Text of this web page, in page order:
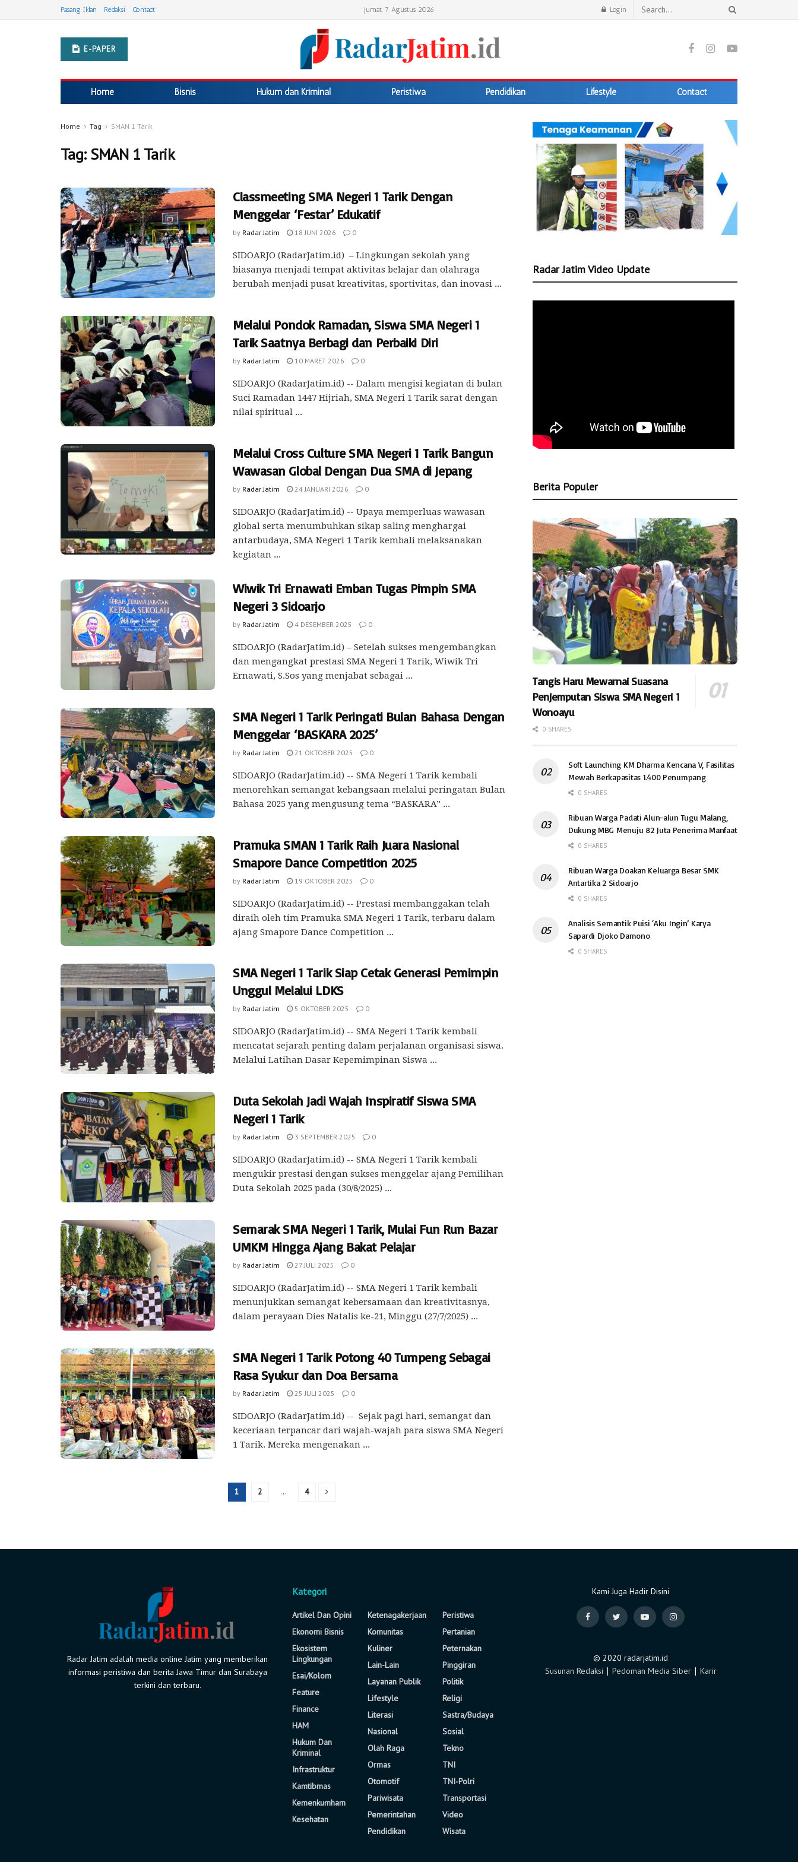
Pasang Iklan Redaksi Contact Jumat, 7 Agustus 2026 Login
E-PAPER
Home Bisnis Hukum dan Kriminal Peristiwa Pendidikan Lifestyle Contact
Home Tag SMAN 1 Tarik
Tag: SMAN 1 Tarik
Classmeeting SMA Negeri 1 Tarik Dengan
Menggelar ‘Festar’ Edukatif
by Radar Jatim 18 JUNI 2026 0
SIDOARJO (RadarJatim.id) – Lingkungan sekolah yang
biasanya menjadi tempat aktivitas belajar dan olahraga
berubah menjadi pusat kreativitas, sportivitas, dan inovasi ...
Melalui Pondok Ramadan, Siswa SMA Negeri 1
Tarik Saatnya Berbagi dan Perbaiki Diri
by Radar Jatim 10 MARET 2026 0
SIDOARJO (RadarJatim.id) -- Dalam mengisi kegiatan di bulan
Suci Ramadan 1447 Hijriah, SMA Negeri 1 Tarik sarat dengan
nilai spiritual ...
Melalui Cross Culture SMA Negeri 1 Tarik Bangun
Wawasan Global Dengan Dua SMA di Jepang
by Radar Jatim 24 JANUARI 2026 0
SIDOARJO (RadarJatim.id) -- Upaya memperluas wawasan
global serta menumbuhkan sikap saling menghargai
antarbudaya, SMA Negeri 1 Tarik kembali melaksanakan
kegiatan ...
Wiwik Tri Ernawati Emban Tugas Pimpin SMA
Negeri 3 Sidoarjo
by Radar Jatim 4 DESEMBER 2025 0
SIDOARJO (RadarJatim.id) – Setelah sukses mengembangkan
dan mengangkat prestasi SMA Negeri 1 Tarik, Wiwik Tri
Ernawati, S.Sos yang menjabat sebagai ...
SMA Negeri 1 Tarik Peringati Bulan Bahasa Dengan
Menggelar ‘BASKARA 2025’
by Radar Jatim 21 OKTOBER 2025 0
SIDOARJO (RadarJatim.id) -- SMA Negeri 1 Tarik kembali
menorehkan semangat kebangsaan melalui peringatan Bulan
Bahasa 2025 yang mengusung tema “BASKARA” ...
Pramuka SMAN 1 Tarik Raih Juara Nasional
Smapore Dance Competition 2025
by Radar Jatim 19 OKTOBER 2025 0
SIDOARJO (RadarJatim.id) -- Prestasi membanggakan telah
diraih oleh tim Pramuka SMA Negeri 1 Tarik, terbaru dalam
ajang Smapore Dance Competition ...
SMA Negeri 1 Tarik Siap Cetak Generasi Pemimpin
Unggul Melalui LDKS
by Radar Jatim 5 OKTOBER 2025 0
SIDOARJO (RadarJatim.id) -- SMA Negeri 1 Tarik kembali
mencatat sejarah penting dalam perjalanan organisasi siswa.
Melalui Latihan Dasar Kepemimpinan Siswa ...
Duta Sekolah Jadi Wajah Inspiratif Siswa SMA
Negeri 1 Tarik
by Radar Jatim 3 SEPTEMBER 2025 0
SIDOARJO (RadarJatim.id) -- SMA Negeri 1 Tarik kembali
mengukir prestasi dengan sukses menggelar ajang Pemilihan
Duta Sekolah 2025 pada (30/8/2025) ...
Semarak SMA Negeri 1 Tarik, Mulai Fun Run Bazar
UMKM Hingga Ajang Bakat Pelajar
by Radar Jatim 27 JULI 2025 0
SIDOARJO (RadarJatim.id) -- SMA Negeri 1 Tarik kembali
menunjukkan semangat kebersamaan dan kreativitasnya,
dalam perayaan Dies Natalis ke-21, Minggu (27/7/2025) ...
SMA Negeri 1 Tarik Potong 40 Tumpeng Sebagai
Rasa Syukur dan Doa Bersama
by Radar Jatim 25 JULI 2025 0
SIDOARJO (RadarJatim.id) -- Sejak pagi hari, semangat dan
keceriaan terpancar dari wajah-wajah para siswa SMA Negeri
1 Tarik. Mereka mengenakan ...
1 2 … 4
Radar Jatim Video Update
Berita Populer
Tangis Haru Mewarnai Suasana
Penjemputan Siswa SMA Negeri 1
Wonoayu
0 SHARES
Soft Launching KM Dharma Kencana V, Fasilitas
Mewah Berkapasitas 1.400 Penumpang
0 SHARES
Ribuan Warga Padati Alun-alun Tugu Malang,
Dukung MBG Menuju 82 Juta Penerima Manfaat
0 SHARES
Ribuan Warga Doakan Keluarga Besar SMK
Antartika 2 Sidoarjo
0 SHARES
Analisis Semantik Puisi ‘Aku Ingin’ Karya
Sapardi Djoko Damono
0 SHARES
Radar Jatim adalah media online Jatim yang memberikan
informasi peristiwa dan berita Jawa Timur dan Surabaya
terkini dan terbaru.
Kategori
Artikel Dan Opini
Ekonomi Bisnis
Ekosistem
Lingkungan
Esai/Kolom
Feature
Finance
HAM
Hukum Dan
Kriminal
Infrastruktur
Kamtibmas
Kemenkumham
Kesehatan
Ketenagakerjaan
Komunitas
Kuliner
Lain-Lain
Layanan Publik
Lifestyle
Literasi
Nasional
Olah Raga
Ormas
Otomotif
Pariwisata
Pemerintahan
Pendidikan
Peristiwa
Pertanian
Peternakan
Pinggiran
Politik
Religi
Sastra/Budaya
Sosial
Tekno
TNI
TNI-Polri
Transportasi
Video
Wisata
Kami Juga Hadir Disini
© 2020 radarjatim.id
Susunan Redaksi ∣ Pedoman Media Siber∣ Karir